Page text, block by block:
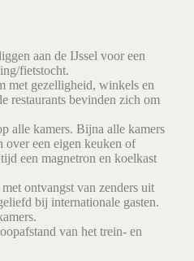
aan de IJssel voor een
fietstocht.
met gezelligheid, winkels en
restaurants bevinden zich om
alle kamers. Bijna alle kamers
over een eigen keuken of
een magnetron en koelkast
ontvangst van zenders uit
bij internationale gasten.
van het trein- en